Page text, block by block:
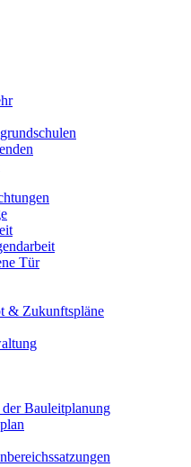
Tür
& Zukunftspläne
Bauleitplanung